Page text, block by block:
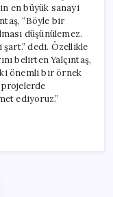
en büyük sanayi
“Böyle bir
düşünülemez.
dedi. Özellikle
belirten Yalçıntaş,
önemli bir örnek
projelerde
ediyoruz.”